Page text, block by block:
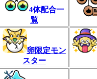
4体配合一
覧
卵限定モン
スター